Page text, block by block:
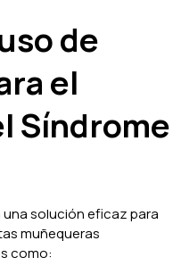
de
el
Síndrome
solución eficaz para
muñequeras
como: